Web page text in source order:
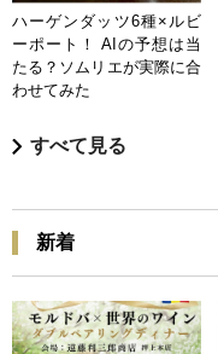
ハーゲンダッツ6種×ルビ
ーポート！ AIの予想は当
たる？ソムリエが実際に合
わせてみた
すべて見る
新着